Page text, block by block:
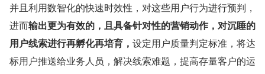
并且利用数智化的快速时效性，对这些用户行为进行预判，
进而输出更为有效的，且具备针对性的营销动作，对沉睡的
用户线索进行再孵化再培育， 设定用户质量判定标准，将达
标用户推送给业务人员，解决线索难题，提高存量客户的运